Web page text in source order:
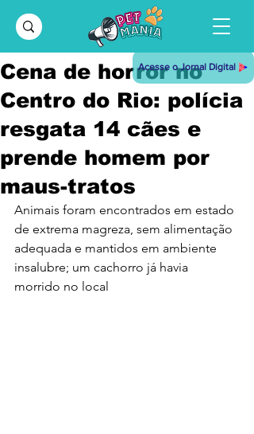
Acesse o Jornal Digital
Cena de horror no
Centro do Rio: polícia
resgata 14 cães e
prende homem por
maus-tratos
Animais foram encontrados em estado
de extrema magreza, sem alimentação
adequada e mantidos em ambiente
insalubre; um cachorro já havia
morrido no local